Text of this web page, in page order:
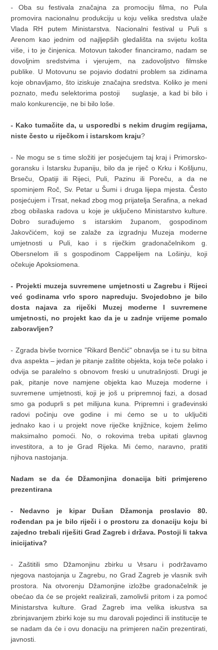
- Oba su festivala značajna za promociju filma, no Pula
promovira nacionalnu produkciju u koju velika sredstva ulaže
Vlada RH putem Ministarstva. Nacionalni festival u Puli s
Arenom kao jednim od najljepših gledališta na svijetu košta
više, i to je činjenica. Motovun također financiramo, nadam se
dovoljnim sredstvima i vjerujem, na zadovoljstvo filmske
publike. U Motovunu se pojavio dodatni problem sa zidinama
koje obnavljamo, što iziskuje značajna sredstva. Koliko je meni
poznato, među selektorima postoji suglasje, a kad bi bilo i
malo konkurencije, ne bi bilo loše.
- Kako tumačite da, u usporedbi s nekim drugim regijama,
niste često u riječkom i istarskom kraju?
- Ne mogu se s time složiti jer posjećujem taj kraj i Primorsko-
goransku i Istarsku županiju, bilo da je riječ o Krku i Košljunu,
Brseču, Opatiji ili Rijeci, Puli, Pazinu ili Poreču, a da ne
spominjem Roč, Sv. Petar u Šumi i druga lijepa mjesta. Često
posjećujem i Trsat, nekad zbog mog prijatelja Serafina, a nekad
zbog obilaska radova u koje je uključeno Ministarstvo kulture.
Dobro surađujemo s istarskim županom, gospodinom
Jakovčićem, koji se zalaže za izgradnju Muzeja moderne
umjetnosti u Puli, kao i s riječkim gradonačelnikom g.
Obersnelom ili s gospodinom Cappelijem na Lošinju, koji
očekuje Apoksiomena.
- Projekti muzeja suvremene umjetnosti u Zagrebu i Rijeci
već godinama vrlo sporo napreduju. Svojedobno je bilo
dosta najava za riječki Muzej moderne I suvremene
umjetnosti, no projekt kao da je u zadnje vrijeme pomalo
zaboravljen?
- Zgrada bivše tvornice "Rikard Benčić" obnavlja se i tu su bitna
dva aspekta – jedan je pitanje zaštite objekta, koja teče polako i
odvija se paralelno s obnovom freski u unutrašnjosti. Drugi je
pak, pitanje nove namjene objekta kao Muzeja moderne i
suvremene umjetnosti, koji je još u pripremnoj fazi, a dosad
smo ga poduprli s pet milijuna kuna. Pripremni i građevinski
radovi počinju ove godine i mi ćemo se u to uključiti
jednako kao i u projekt nove riječke knjižnice, kojem želimo
maksimalno pomoći. No, o rokovima treba upitati glavnog
investitora, a to je Grad Rijeka. Mi ćemo, naravno, pratiti
njihova nastojanja.
Nadam se da će Džamonjina donacija biti primjereno
prezentirana
- Nedavno je kipar Dušan Džamonja proslavio 80.
rođendan pa je bilo riječi i o prostoru za donaciju koju bi
zajedno trebali riješiti Grad Zagreb i država. Postoji Ii takva
inicijativa?
- Zaštitili smo Džamonjinu zbirku u Vrsaru i podržavamo
njegova nastojanja u Zagrebu, no Grad Zagreb je vlasnik svih
prostora. Na otvorenju Džamonjine izložbe gradonačelnik je
obećao da će se projekt realizirali, zamolivši pritom i za pomoć
Ministarstva kulture. Grad Zagreb ima velika iskustva sa
zbrinjavanjem zbirki koje su mu darovali pojedinci ili institucije te
se nadam da će i ovu donaciju na primjeren način prezentirati,
javnosti.